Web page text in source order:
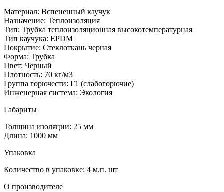
Материал: Вспененный каучук
Назначение: Теплоизоляция
Тип: Трубка теплоизоляционная высокотемпературная
Тип каучука: EPDM
Покрытие: Стеклоткань черная
Форма: Трубка
Цвет: Черный
Плотность: 70 кг/м3
Группа горючести: Г1 (слабогорючие)
Инженерная система: Экология
Габариты
Толщина изоляции: 25 мм
Длина: 1000 мм
Упаковка
Количество в упаковке: 4 м.п. шт
О производителе